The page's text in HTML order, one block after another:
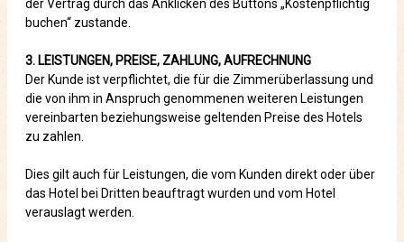
der Vertrag durch das Anklicken des Buttons „Kostenpflichtig
buchen“ zustande.
3. LEISTUNGEN, PREISE, ZAHLUNG, AUFRECHNUNG
Der Kunde ist verpflichtet, die für die Zimmerüberlassung und
die von ihm in Anspruch genommenen weiteren Leistungen
vereinbarten beziehungsweise geltenden Preise des Hotels
zu zahlen.
Dies gilt auch für Leistungen, die vom Kunden direkt oder über
das Hotel bei Dritten beauftragt wurden und vom Hotel
verauslagt werden.